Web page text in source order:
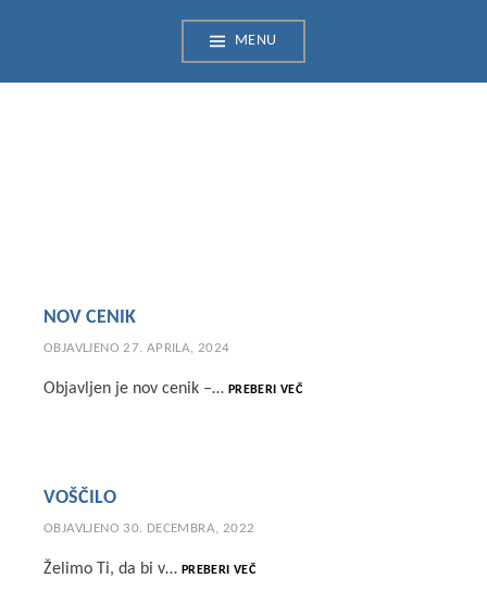
MENU
NOV CENIK
OBJAVLJENO27. APRILA, 2024
Objavljen je nov cenik –… PREBERI VEČNOV
VOŠČILO
OBJAVLJENO 30. DECEMBRA, 2022
Želimo Ti, da bi v… PREBERI VEČVOŠČILO